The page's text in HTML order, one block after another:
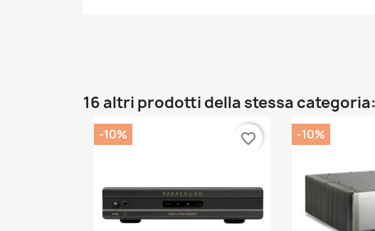
16 altri prodotti della stessa categoria:
-10% favorite_border -10%